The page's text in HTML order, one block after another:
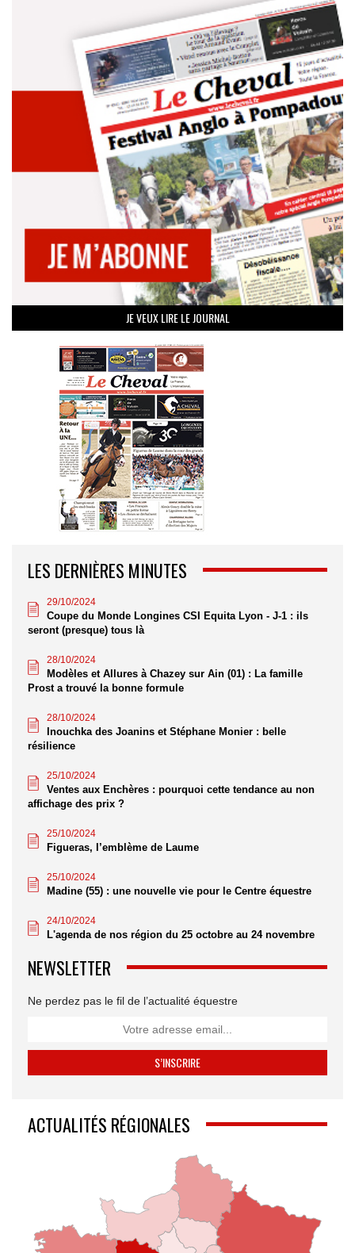
JE VEUX LIRE LE JOURNAL
LES DERNIÈRES MINUTES
29/10/2024
Coupe du Monde Longines CSI Equita Lyon - J-1 : ils
seront (presque) tous là
28/10/2024
Modèles et Allures à Chazey sur Ain (01) : La famille
Prost a trouvé la bonne formule
28/10/2024
Inouchka des Joanins et Stéphane Monier : belle
résilience
25/10/2024
Ventes aux Enchères : pourquoi cette tendance au non
affichage des prix ?
25/10/2024
Figueras, l’emblème de Laume
25/10/2024
Madine (55) : une nouvelle vie pour le Centre équestre
24/10/2024
L'agenda de nos région du 25 octobre au 24 novembre
NEWSLETTER
Ne perdez pas le fil de l’actualité équestre
ACTUALITÉS RÉGIONALES